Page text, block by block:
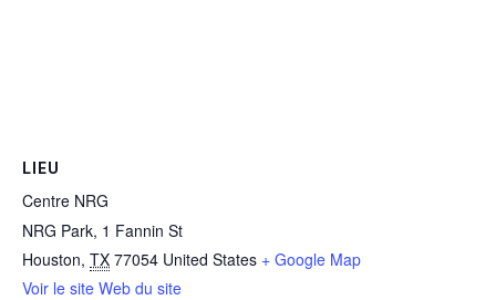
LIEU
Centre NRG
NRG Park, 1 Fannin St
Houston, TX 77054 United States + Google Map
Voir le site Web du site